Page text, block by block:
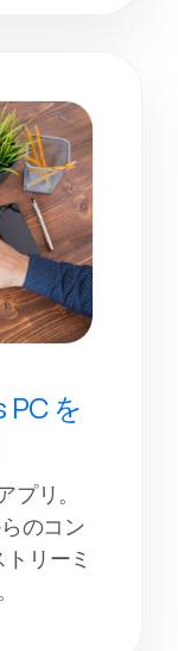
を
リ。
のコン
リーミ